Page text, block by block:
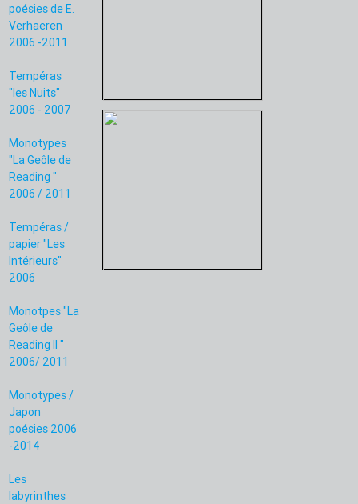
poésies de E.
Verhaeren
2006 -2011
Tempéras
"les Nuits"
2006 - 2007
Monotypes
"La Geôle de
Reading "
2006 / 2011
Tempéras /
papier "Les
Intérieurs"
2006
Monotpes "La
Geôle de
Reading II "
2006/ 2011
Monotypes /
Japon
poésies 2006
-2014
Les
labyrinthes